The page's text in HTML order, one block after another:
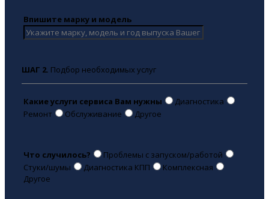
Впишите марку и модель
ШАГ 2. Подбор необходимых услуг
Какие услуги сервиса Вам нужны
Диагностика
Ремонт
Обслуживание Другое
Что случилось?
Проблемы с запуском/работой
Стуки/шумы
Диагностика КПП
Комплексная
Другое